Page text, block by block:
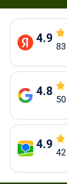
4.9
83
4.8
50
4.9
42